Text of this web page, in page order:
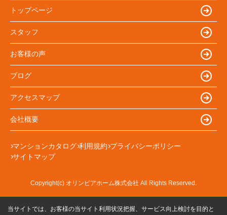
トップページ
スタッフ
お客様の声
ブログ
アクセスマップ
会社概要
マンションカタログ 利用規約 プライバシーポリシー
サイトマップ
Copyright(c) オリンピアホーム株式会社 All Rights Reserved.
当サイトでは、お客様の当サイト利用状況把握、サービス向上検討を目的と